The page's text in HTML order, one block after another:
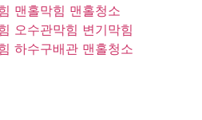
맨홀막힘 맨홀청소
오수관막힘 변기막힘
하수구배관 맨홀청소